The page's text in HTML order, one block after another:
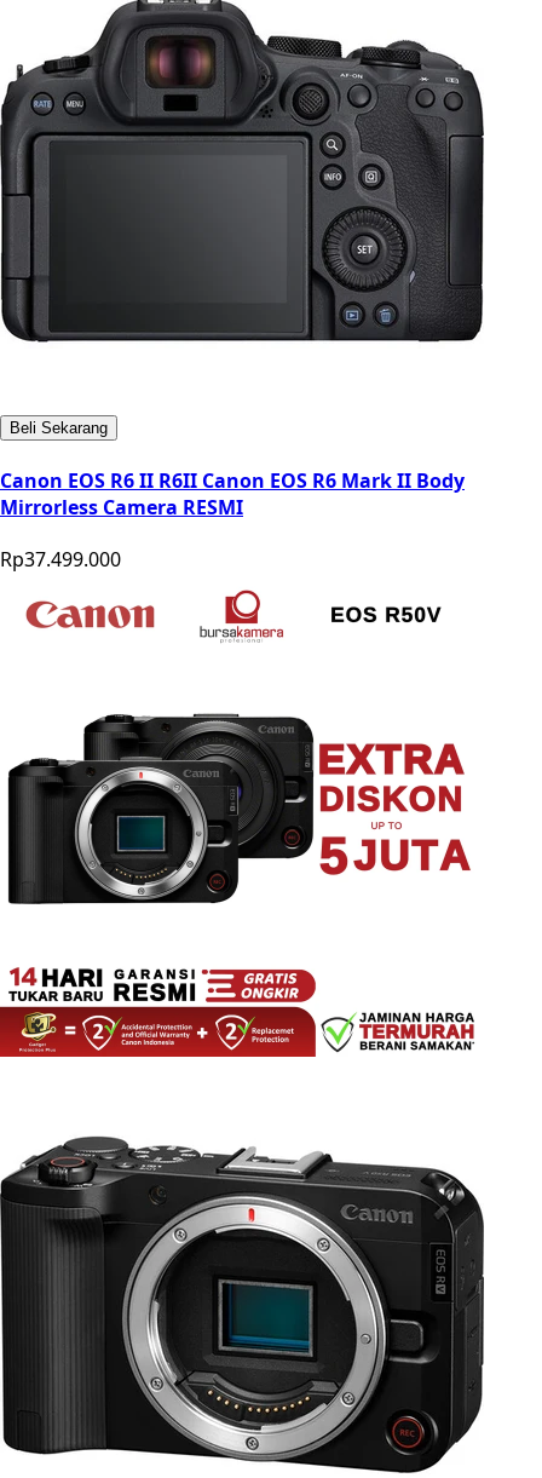
Beli Sekarang
Canon EOS R6 II R6II Canon EOS R6 Mark II Body
Mirrorless Camera RESMI
Rp37.499.000